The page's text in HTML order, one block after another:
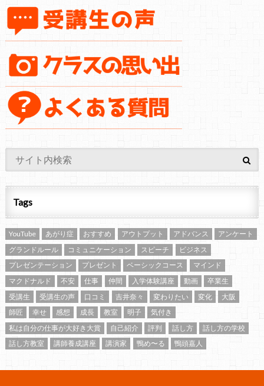
Tags
YouTube あがり症 おすすめ アウトプット アドバンス
アンケート
グランドルール
コミュニケーション スピーチ
ビジネス
プレゼンテーション
プレゼント ベーシックコース
マインド
マクドナルド
不安 仕事 仲間 入学体験講座 動画
卒業生
受講生
受講生の声 口コミ 吉井奈々 変わりたい 変化
大阪
師匠
幸せ 感想 成長 教室 明子
気付き
私は自分の仕事が大好き大賞
自己紹介 評判 話し方
話し方の学校
話し方教室
講師養成講座 講演家 鴨め〜る 鴨頭嘉人